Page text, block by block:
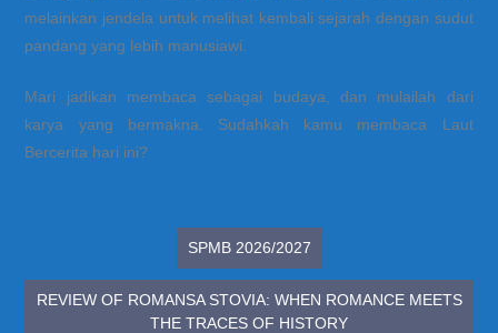
melainkan jendela untuk melihat kembali sejarah dengan sudut
pandang yang lebih manusiawi.
Mari jadikan membaca sebagai budaya, dan mulailah dari
karya yang bermakna. Sudahkah kamu membaca Laut
Bercerita hari ini?
navigation
SPMB 2026/2027
REVIEW OF ROMANSA STOVIA: WHEN ROMANCE MEETS
THE TRACES OF HISTORY